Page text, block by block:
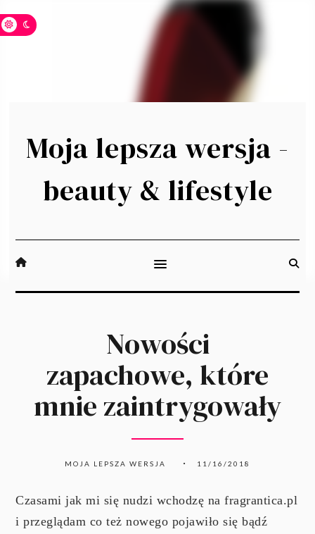
Moja lepsza wersja -
beauty & lifestyle
Nowości
zapachowe, które
mnie zaintrygowały
MOJA LEPSZA WERSJA 11/16/2018
Czasami jak mi się nudzi wchodzę na fragrantica.pl
i przeglądam co też nowego pojawiło się bądź